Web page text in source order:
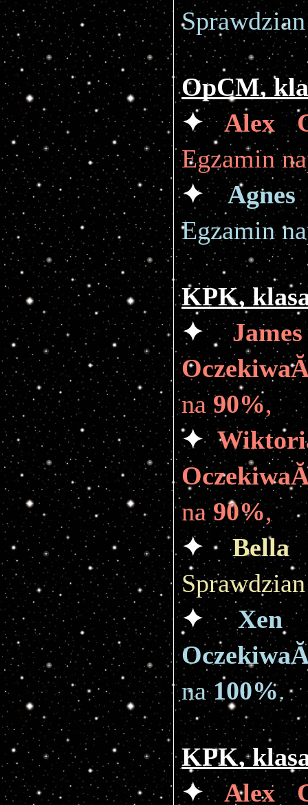
OpCM,
✦ Alex
Egzamin
✦
Egzamin
KPK,
✦
na 90%,
✦
na 90%,
✦
✦
na 100%.
KPK,
✦ Alex